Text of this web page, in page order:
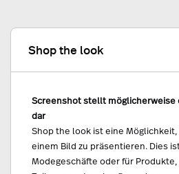
Shop the look
Screenshot stellt möglicherweise
dar
Shop the look ist eine
einem Bild zu präsentieren. Dies
Modegeschäfte oder für